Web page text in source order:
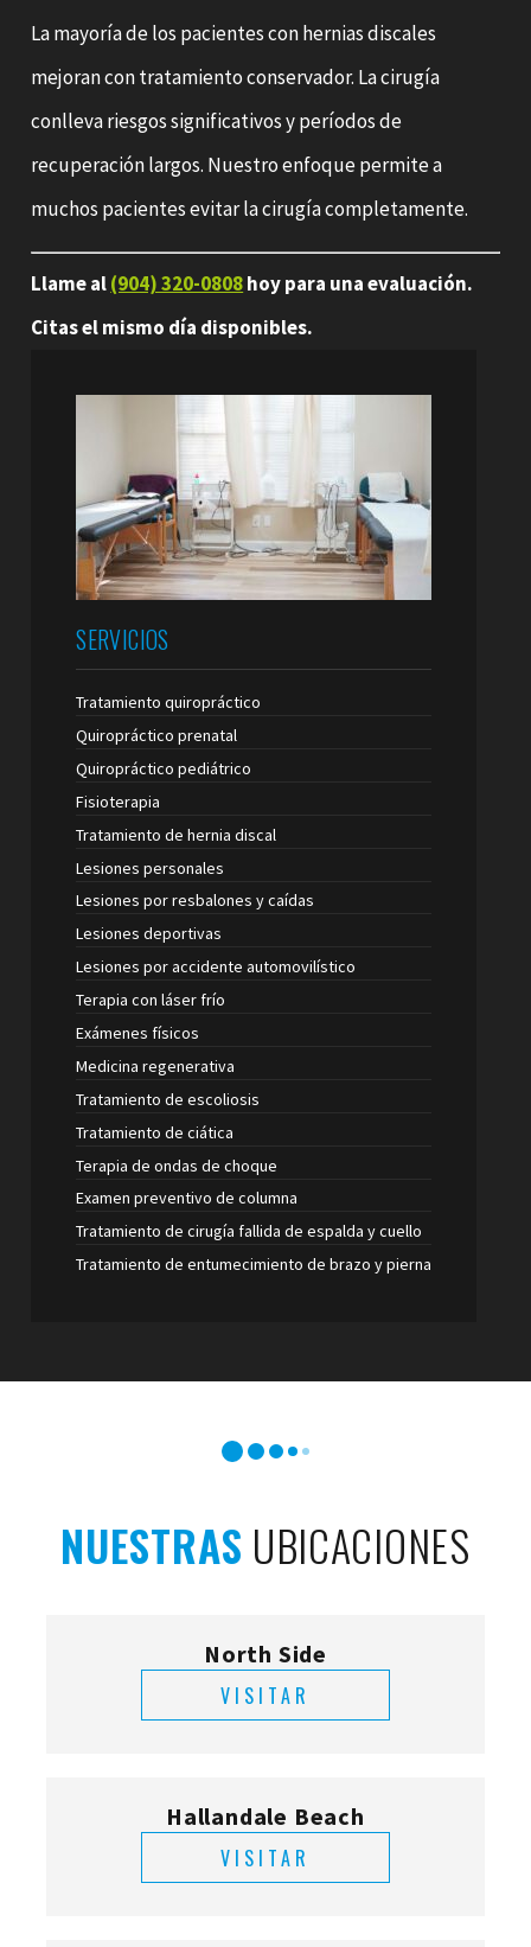
La mayoría de los pacientes con hernias discales
mejoran con tratamiento conservador. La cirugía
conlleva riesgos significativos y períodos de
recuperación largos. Nuestro enfoque permite a
muchos pacientes evitar la cirugía completamente.
Llame al(904) 320-0808hoy para una evaluación.
Citas el mismo día disponibles.
SERVICIOS
Tratamiento quiropráctico
Quiropráctico prenatal
Quiropráctico pediátrico
Fisioterapia
Tratamiento de hernia discal
Lesiones personales
Lesiones por resbalones y caídas
Lesiones deportivas
Lesiones por accidente automovilístico
Terapia con láser frío
Exámenes físicos
Medicina regenerativa
Tratamiento de escoliosis
Tratamiento de ciática
Terapia de ondas de choque
Examen preventivo de columna
Tratamiento de cirugía fallida de espalda y cuello
Tratamiento de entumecimiento de brazo y pierna
NUESTRAS UBICACIONES
North Side
VISITAR
Hallandale Beach
VISITAR